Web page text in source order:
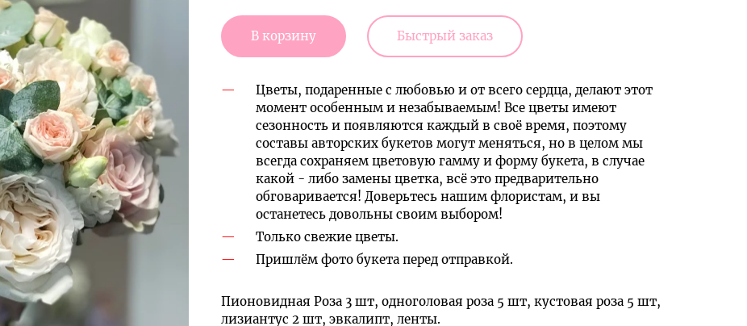
В корзину Быстрый заказ
Цветы, подаренные с любовью и от всего сердца, делают этот
момент особенным и незабываемым! Все цветы имеют
сезонность и появляются каждый в своё время, поэтому
составы авторских букетов могут меняться, но в целом мы
всегда сохраняем цветовую гамму и форму букета, в случае
какой - либо замены цветка, всё это предварительно
обговаривается! Доверьтесь нашим флористам, и вы
останетесь довольны своим выбором!
Только свежие цветы.
Пришлём фото букета перед отправкой.
Пионовидная Роза 3 шт, одноголовая роза 5 шт, кустовая роза 5 шт,
лизиантус 2 шт, эвкалипт, ленты.